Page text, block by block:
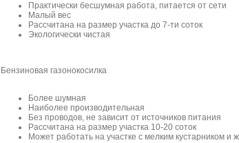
Практически бесшумная работа, питается от сети
Малый вес
Рассчитана на размер участка до 7-ти соток
Экологически чистая
Бензиновая газонокосилка
Более шумная
Наиболее производительная
Без проводов, не зависит от источников питания
Рассчитана на размер участка 10-20 соток
Может работать на участке с мелким кустарником и